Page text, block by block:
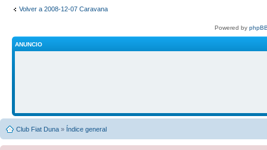
Volver a 2008-12-07 Caravana
Powered by
ANUNCIO
Club Fiat Duna » Índice general